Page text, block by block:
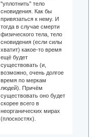
"уплотнить" тело
сновидения. Как бы
привязаться к нему. И
тогда в случае смерти
физического тела, тело
сновидения (если силы
хватит) какое-то время
ещё будет
существовать (и,
возможно, очень долгое
время по меркам
людей). Причём
существовать оно будет
скорее всего в
неорганических мирах
(плоскостях).